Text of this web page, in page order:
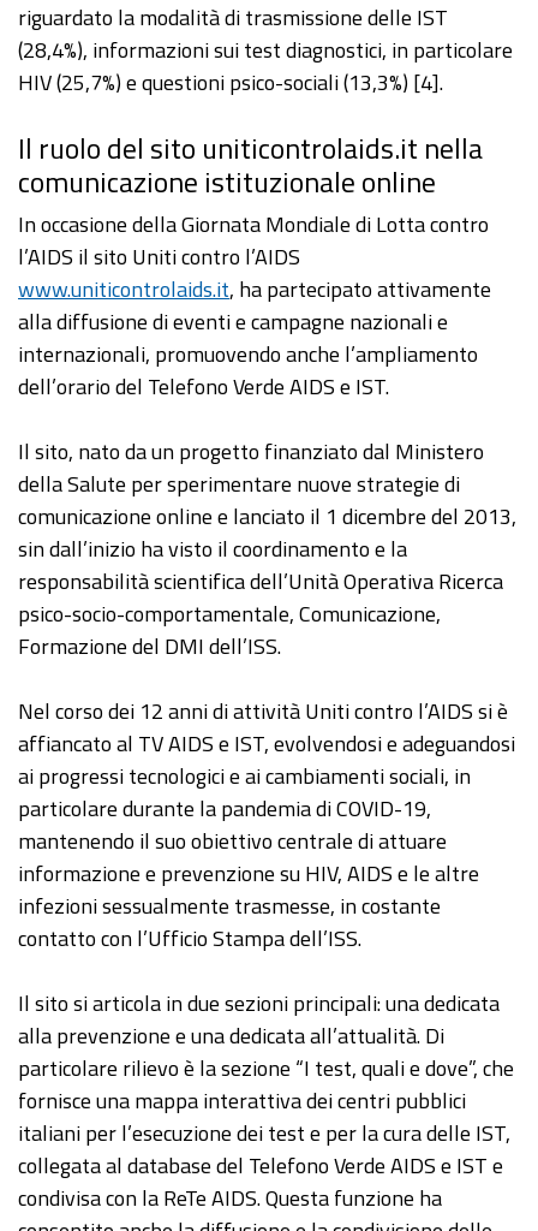
riguardato la modalità di trasmissione delle IST
(28,4%), informazioni sui test diagnostici, in particolare
HIV (25,7%) e questioni psico-sociali (13,3%) [4].
Il ruolo del sito uniticontrolaids.it nella
comunicazione istituzionale online
In occasione della Giornata Mondiale di Lotta contro
l’AIDS il sito Uniti contro l’AIDS
www.uniticontrolaids.it, ha partecipato attivamente
alla diffusione di eventi e campagne nazionali e
internazionali, promuovendo anche l’ampliamento
dell’orario del Telefono Verde AIDS e IST.
Il sito, nato da un progetto finanziato dal Ministero
della Salute per sperimentare nuove strategie di
comunicazione online e lanciato il 1 dicembre del 2013,
sin dall’inizio ha visto il coordinamento e la
responsabilità scientifica dell’Unità Operativa Ricerca
psico-socio-comportamentale, Comunicazione,
Formazione del DMI dell’ISS.
Nel corso dei 12 anni di attività Uniti contro l’AIDS si è
affiancato al TV AIDS e IST, evolvendosi e adeguandosi
ai progressi tecnologici e ai cambiamenti sociali, in
particolare durante la pandemia di COVID-19,
mantenendo il suo obiettivo centrale di attuare
informazione e prevenzione su HIV, AIDS e le altre
infezioni sessualmente trasmesse, in costante
contatto con l’Ufficio Stampa dell’ISS.
Il sito si articola in due sezioni principali: una dedicata
alla prevenzione e una dedicata all’attualità. Di
particolare rilievo è la sezione “I test, quali e dove”, che
fornisce una mappa interattiva dei centri pubblici
italiani per l’esecuzione dei test e per la cura delle IST,
collegata al database del Telefono Verde AIDS e IST e
condivisa con la ReTe AIDS. Questa funzione ha